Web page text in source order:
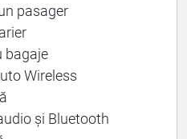
pasager
bagaje
Wireless
și Bluetooth